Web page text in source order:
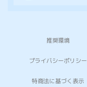
推奨環境
プライバシーポリシー
特商法に基づく表示